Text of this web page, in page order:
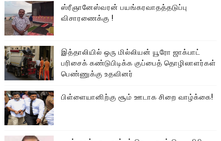
ஸ்ரீஞானேஸ்வரன் பயங்கரவாதத்தடுப்பு
விசாரணைக்கு !
இத்தாலியில் ஒரு மில்லியன் யூரோ ஜாக்பாட்
பரிசைக் கண்டுபிடிக்க குப்பைத் தொழிலாளர்கள்
பெண்ணுக்கு உதவினர்
பிள்ளையானிற்கு சூம் ஊடாக சிறை வாழ்க்கை!